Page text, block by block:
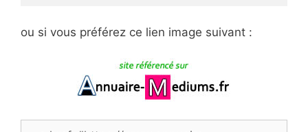
ou si vous préférez ce lien image suivant :